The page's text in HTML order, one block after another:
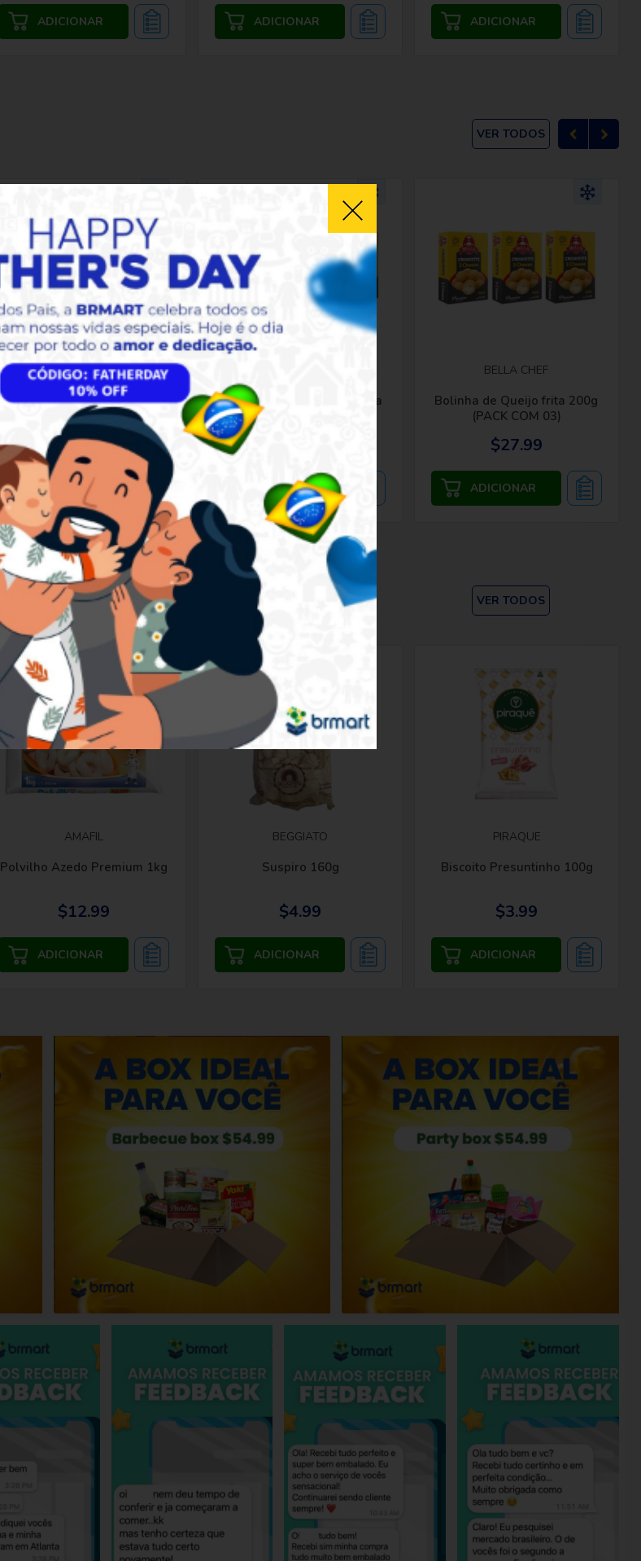
VER TODOS
BELLA CHEF
Risole de Pizza Frito 200g
(PACK COM 03)
$31.20
Mini Coxinha de Frango Frita
200g (PACK COM 03)
BELLA CHEF
Bolinha de Queijo frita 200g
(PACK COM 03)
$27.99
VER TODOS
AMAFIL
Polvilho Azedo Premium 1kg
$12.99
BEGGIATO
Suspiro 160g
$4.99
PIRAQUE
Biscoito Presuntinho 100g
$3.99